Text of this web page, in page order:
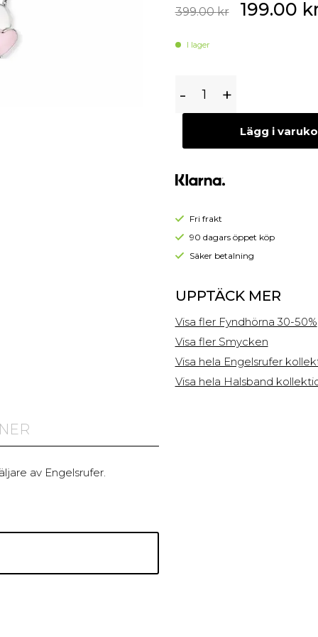
Begagnade Örhängen
399.00kr 199.00
I lager
Barn-
HEARTS
- +
Lägg i
Fri frakt
90 dagars öppet köp
Säker betalning
UPPTÄCK MER
Visa fler Fyndhörna 30-50%
Visa fler Smycken
Visa hela Engelsrufer
Visa hela Halsband
av Engelsrufer.